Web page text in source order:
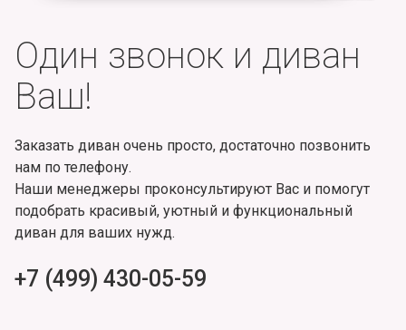
Один звонок и диван
Ваш!
Заказать диван очень просто, достаточно позвонить
нам по телефону.
Наши менеджеры проконсультируют Вас и помогут
подобрать красивый, уютный и функциональный
диван для ваших нужд.
+7 (499) 430-05-59